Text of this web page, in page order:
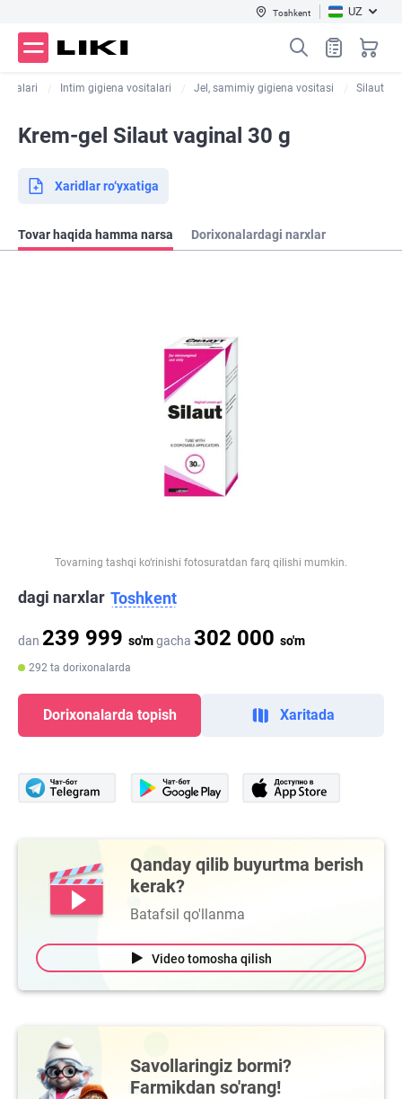
Toshkent UZ
Intim gigiena vositalari Jel, samimiy gigiena vositasi Silaut
Krem-gel Silaut vaginal 30 g
Xaridlar ro‘yxatiga
Tovar haqida hamma narsa Dorixonalardagi narxlar
Tovarning tashqi ko‘rinishi fotosuratdan farq qilishi mumkin.
dagi narxlar Toshkent
dan 239 999 so'mgacha 302 000 so'm
292 ta dorixonalarda
Dorixonalarda topish Xaritada
Qanday qilib buyurtma berish
kerak?
Batafsil qo'llanma
Video tomosha qilish
Savollaringiz bormi?
Farmikdan so'rang!